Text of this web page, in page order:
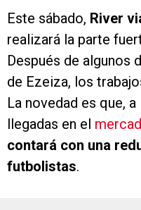
Este sábado, River
realizará la parte
Después de algunos
de Ezeiza, los
La novedad es que,
llegadas en el
contará con una
futbolistas.